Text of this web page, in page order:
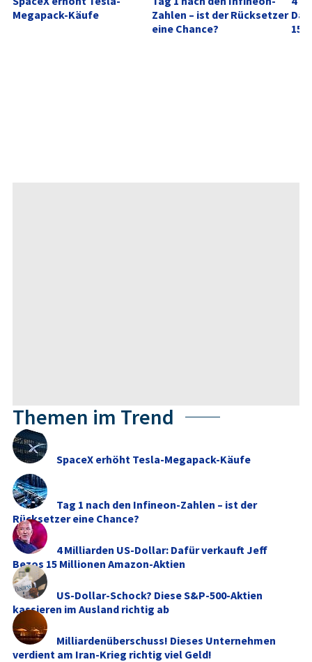
Megapack-Käufe
Zahlen – ist der Rücksetzer
eine Chance?
15
Themen im Trend
SpaceX erhöht Tesla-Megapack-Käufe
Tag 1 nach den Infineon-Zahlen – ist der
Rücksetzer eine Chance?
4 Milliarden US-Dollar: Dafür verkauft Jeff
Bezos 15 Millionen Amazon-Aktien
US-Dollar-Schock? Diese S&P-500-Aktien
kassieren im Ausland richtig ab
Milliardenüberschuss! Dieses Unternehmen
verdient am Iran-Krieg richtig viel Geld!